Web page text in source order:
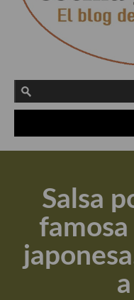
Actualidad y
Apuntes, estudios
Aceite de Oliva Virgen
Recetas maridadas con
Flores en la cocina recetas
Salsa
famosa